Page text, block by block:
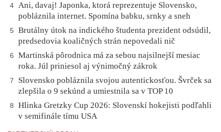
4 Ani, davaj! Japonka, ktorá reprezentuje Slovensko,
pobláznila internet. Spomína babku, srnky a sneh
5
Brutálny útok na indického študenta prezident odsúdil,
predsedovia koaličných strán nepovedali nič
6
Martinská pôrodnica má za sebou najsilnejší mesiac
roka. Júl priniesol aj výnimočný zákrok
7
Slovensko pobláznila svojou autentickosťou. Švrček sa
zlepšila o 9 sekúnd a umiestnila sa v TOP 10
8
Hlinka Gretzky Cup 2026: Slovenskí hokejisti podľahli
v semifinále tímu USA